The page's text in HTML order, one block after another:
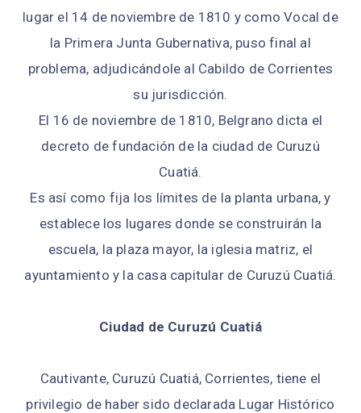
lugar el 14 de noviembre de 1810 y como Vocal de
la Primera Junta Gubernativa, puso final al
problema, adjudicándole al Cabildo de Corrientes
su jurisdicción.
El 16 de noviembre de 1810, Belgrano dicta el
decreto de fundación de la ciudad de Curuzú
Cuatiá.
Es así como fija los límites de la planta urbana, y
establece los lugares donde se construirán la
escuela, la plaza mayor, la iglesia matriz, el
ayuntamiento y la casa capitular de Curuzú Cuatiá.
Ciudad de Curuzú Cuatiá
Cautivante, Curuzú Cuatiá, Corrientes, tiene el
privilegio de haber sido declarada Lugar Histórico